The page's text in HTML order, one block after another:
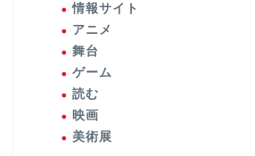
情報サイト
アニメ
舞台
ゲーム
読む
映画
美術展